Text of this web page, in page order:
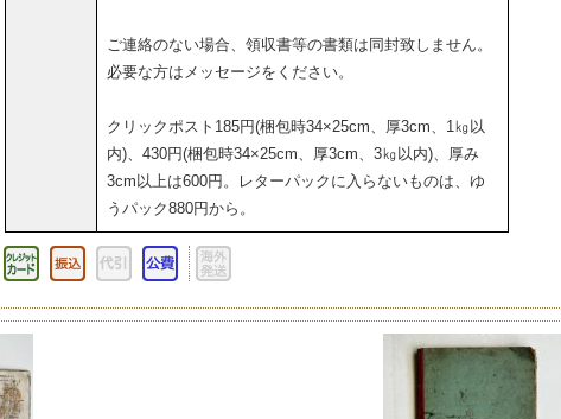
ご連絡のない場合、領収書等の書類は同封致しません。
必要な方はメッセージをください。
クリックポスト185円(梱包時34×25cm、厚3cm、1㎏以
内)、430円(梱包時34×25cm、厚3cm、3㎏以内)、厚み
3cm以上は600円。レターパックに入らないものは、ゆ
うパック880円から。